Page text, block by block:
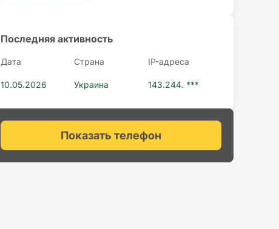
Последняя активность
Дата Страна IP-адресa
10.05.2026 Украина 143.244. ***
Показать телефон